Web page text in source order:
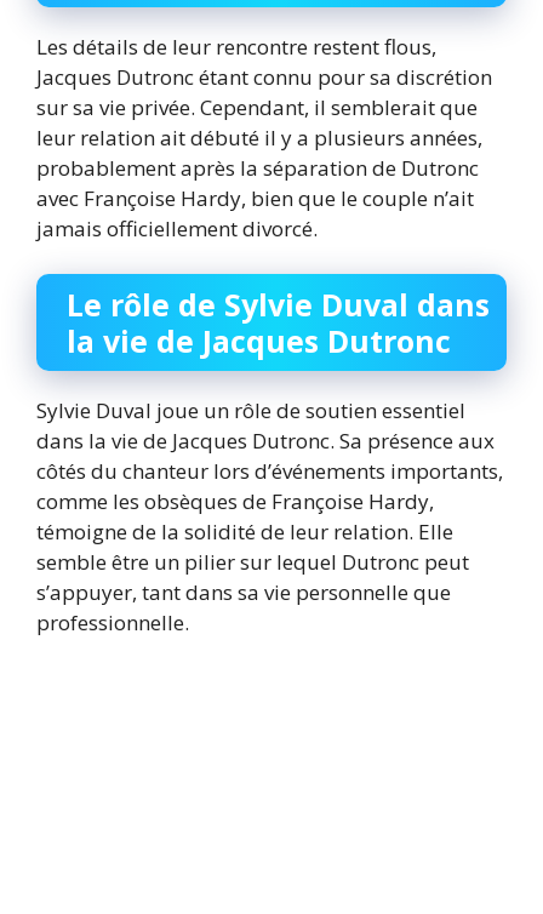
Les détails de leur rencontre restent flous,
Jacques Dutronc étant connu pour sa discrétion
sur sa vie privée. Cependant, il semblerait que
leur relation ait débuté il y a plusieurs années,
probablement après la séparation de Dutronc
avec Françoise Hardy, bien que le couple n’ait
jamais officiellement divorcé.
Le rôle de Sylvie Duval dans
la vie de Jacques Dutronc
Sylvie Duval joue un rôle de soutien essentiel
dans la vie de Jacques Dutronc. Sa présence aux
côtés du chanteur lors d’événements importants,
comme les obsèques de Françoise Hardy,
témoigne de la solidité de leur relation. Elle
semble être un pilier sur lequel Dutronc peut
s’appuyer, tant dans sa vie personnelle que
professionnelle.